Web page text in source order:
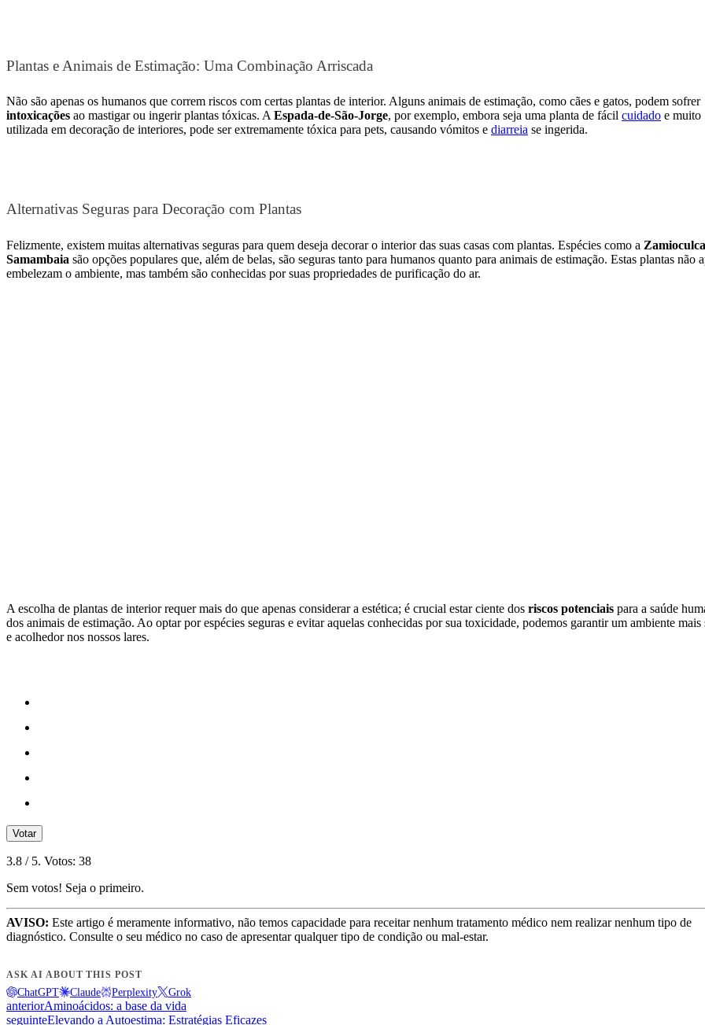
Plantas e Animais de Estimação: Uma Combinação Arriscada
Não são apenas os humanos que correm riscos com certas plantas de interior. Alguns animais de estimação, como cães e gatos, podem sofrer
intoxicações ao mastigar ou ingerir plantas tóxicas. A Espada-de-São-Jorge, por exemplo, embora seja uma planta de fácil cuidado e muito
utilizada em decoração de interiores, pode ser extremamente tóxica para pets, causando vómitos e diarreia se ingerida.
Alternativas Seguras para Decoração com Plantas
Felizmente, existem muitas alternativas seguras para quem deseja decorar o interior das suas casas com plantas. Espécies como a
Samambaia são opções populares que, além de belas, são seguras tanto para humanos quanto para animais de estimação. Estas plantas não
embelezam o ambiente, mas também são conhecidas por suas propriedades de purificação do ar.
A escolha de plantas de interior requer mais do que apenas considerar a estética; é crucial estar ciente dos riscos potenciais para a saúde
dos animais de estimação. Ao optar por espécies seguras e evitar aquelas conhecidas por sua toxicidade, podemos garantir um ambiente mais
e acolhedor nos nossos lares.
Votar
3.8 / 5. Votos: 38
Sem votos! Seja o primeiro.
AVISO: Este artigo é meramente informativo, não temos capacidade para receitar nenhum tratamento médico nem realizar nenhum tipo de
diagnóstico. Consulte o seu médico no caso de apresentar qualquer tipo de condição ou mal-estar.
ASK AI ABOUT THIS POST
ChatGPT Claude Perplexity Grok
anteriorAminoácidos: a base da vida
seguinteElevando a Autoestima: Estratégias Eficazes